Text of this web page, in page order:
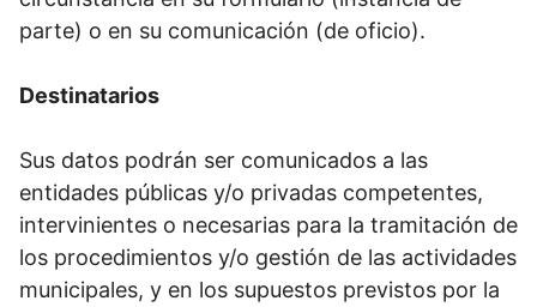
parte) o en su comunicación (de oficio).
Destinatarios
Sus datos podrán ser comunicados a las
entidades públicas y/o privadas competentes,
intervinientes o necesarias para la tramitación de
los procedimientos y/o gestión de las actividades
municipales, y en los supuestos previstos por la